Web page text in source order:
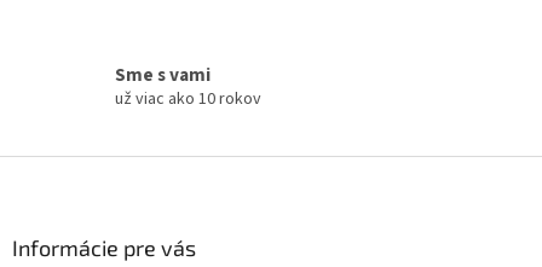
Sme s vami
už viac ako 10 rokov
Informácie pre vás